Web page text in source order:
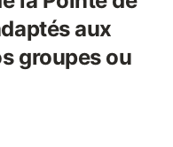
aux
groupes ou